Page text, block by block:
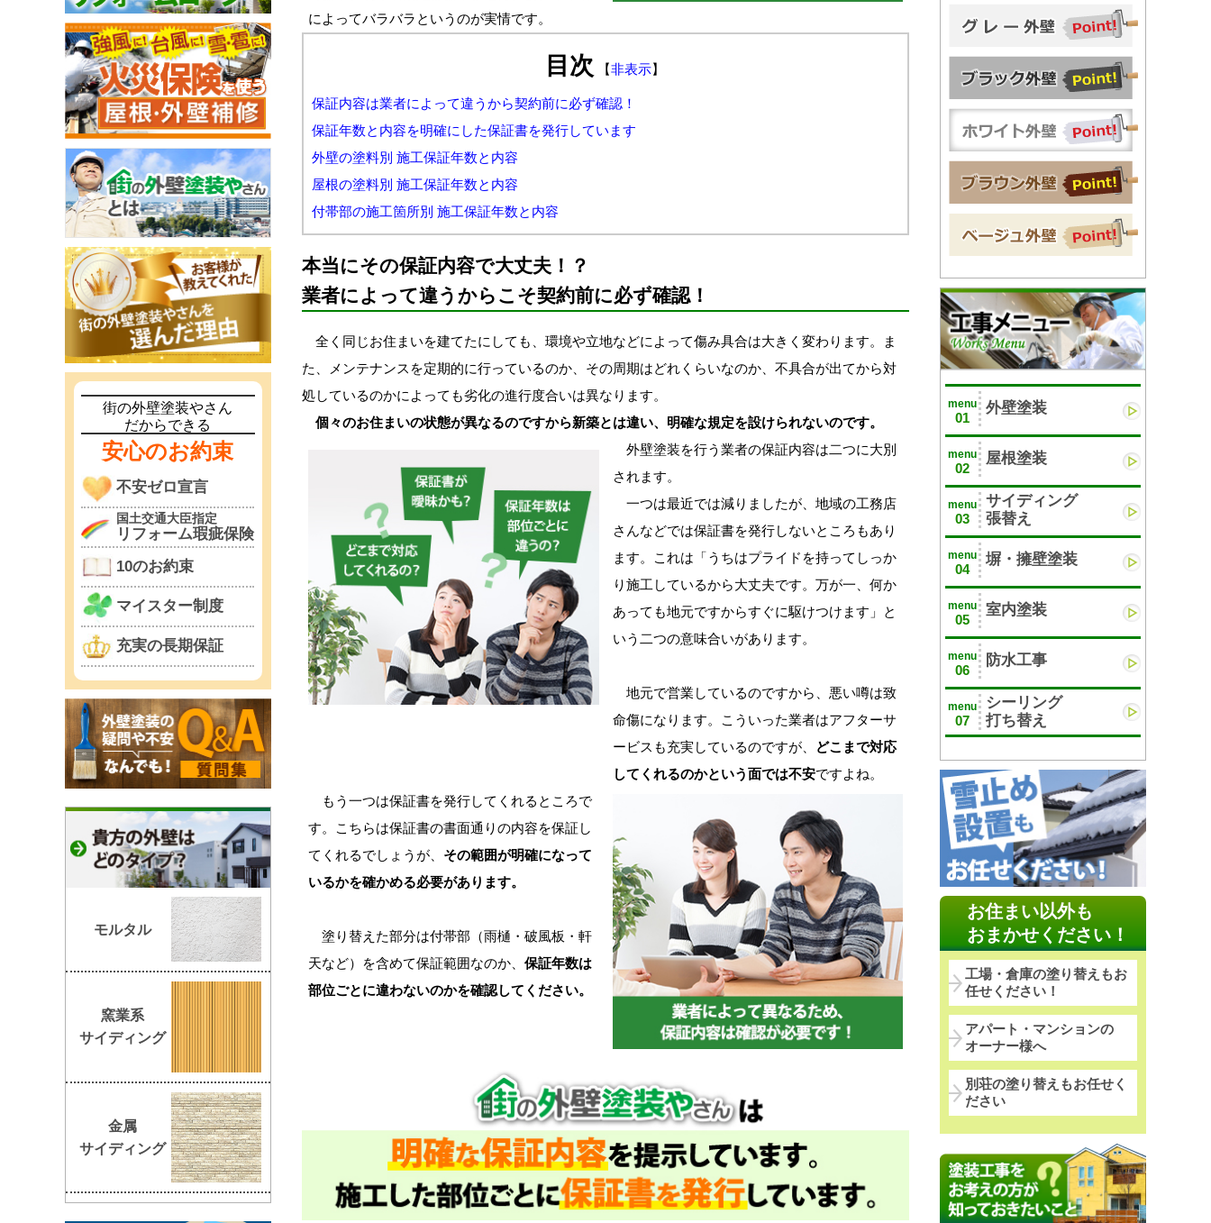
によってバラバラというのが実情です。
目次 【非表示】
保証内容は業者によって違うから契約前に必ず確認！
保証年数と内容を明確にした保証書を発行しています
外壁の塗料別 施工保証年数と内容
屋根の塗料別 施工保証年数と内容
付帯部の施工箇所別 施工保証年数と内容
本当にその保証内容で大丈夫！？
業者によって違うからこそ契約前に必ず確認！
全く同じお住まいを建てたにしても、環境や立地などによって傷み具合は大きく変わります。ま
た、メンテナンスを定期的に行っているのか、その周期はどれくらいなのか、不具合が出てから対
処しているのかによっても劣化の進行度合いは異なります。
個々のお住まいの状態が異なるのですから新築とは違い、明確な規定を設けられないのです。
外壁塗装を行う業者の保証内容は二つに大別
されます。
一つは最近では減りましたが、地域の工務店
さんなどでは保証書を発行しないところもあり
ます。これは「うちはプライドを持ってしっか
り施工しているから大丈夫です。万が一、何か
あっても地元ですからすぐに駆けつけます」と
いう二つの意味合いがあります。
地元で営業しているのですから、悪い噂は致
命傷になります。こういった業者はアフターサ
ービスも充実しているのですが、
どこまで対応
してくれるのかという面では不安ですよね。
もう一つは保証書を発行してくれるところで
す。こちらは保証書の書面通りの内容を保証し
てくれるでしょうが、 その範囲が明確になって
いるかを確かめる必要があります。
塗り替えた部分は付帯部（雨樋・破風板・軒
天など）を含めて保証範囲なのか、保証年数は
部位ごとに違わないのかを確認してください。
menu
01
外壁塗装
menu
02
屋根塗装
menu
03
サイディング
張替え
menu
04
塀・擁壁塗装
menu
05
室内塗装
menu
06
防水工事
menu
07
シーリング
打ち替え
お住まい以外も
おまかせください！
工場・倉庫の塗り替えもお
任せください！
アパート・マンションの
オーナー様へ
別荘の塗り替えもお任せく
ださい
街の外壁塗装やさん
だからできる
安心のお約束
不安ゼロ宣言
国土交通大臣指定
リフォーム瑕疵保険
10のお約束
マイスター制度
充実の長期保証
モルタル
窯業系
サイディング
金属
サイディング